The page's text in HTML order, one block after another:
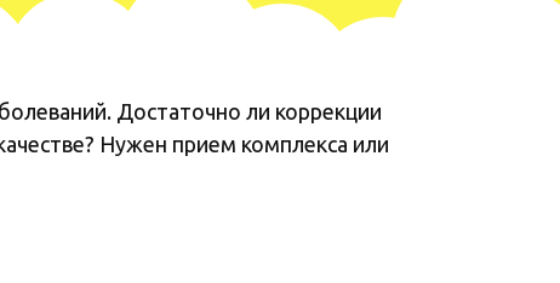
Достаточно ли коррекции
Нужен прием комплекса или